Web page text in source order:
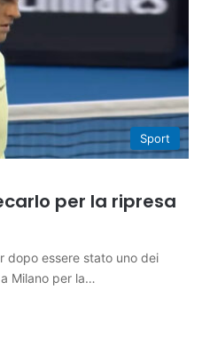
Sport
per la ripresa
dopo essere stato uno dei
Milano per la…